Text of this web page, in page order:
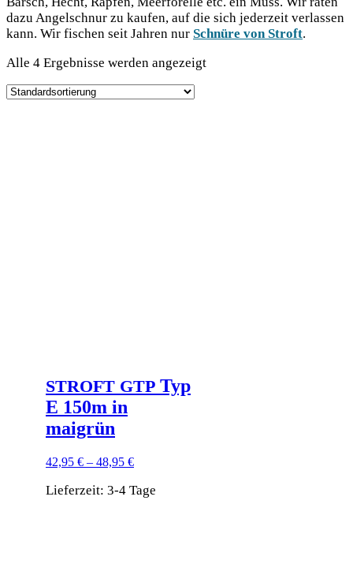
dazu Angel­schnur zu kau­fen, auf die sich jeder­zeit ver­las­sen
kann. Wir fischen seit Jah­ren nur Schnü­re von Stroft.
Alle 4 Ergebnisse werden angezeigt
STROFT GTP Typ
E 150m in
maigrün
42,95 € – 48,95 €
Lieferzeit: 3-4 Tage